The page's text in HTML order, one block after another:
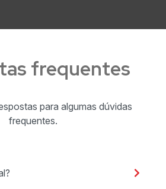
frequentes
para algumas dúvidas
frequentes.